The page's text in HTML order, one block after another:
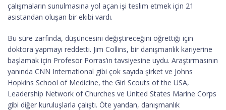
çalışmaların sunulmasına yol açan işi teslim etmek için 21
asistandan oluşan bir ekibi vardı.
Bu süre zarfında, düşüncesini değiştireceğini öğrettiği için
doktora yapmayı reddetti. Jim Collins, bir danışmanlık kariyerine
başlamak için Profesör Porras’ın tavsiyesine uydu. Araştırmasının
yanında CNN International gibi çok sayıda şirket ve Johns
Hopkins School of Medicine, the Girl Scouts of the USA,
Leadership Network of Churches ve United States Marine Corps
gibi diğer kuruluşlarla çalıştı. Öte yandan, danışmanlık